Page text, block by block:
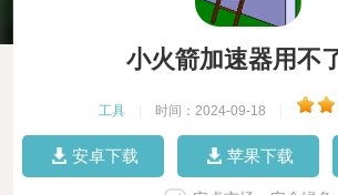
小火箭加速器用不
工具 时间：2024-09-18
安卓下载 苹果下载